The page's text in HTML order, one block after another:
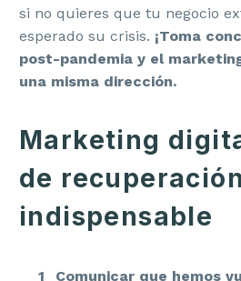
si no quieres que tu negocio
esperado su crisis. ¡Toma
post-pandemia y el
una misma dirección.
Marketing
de recuperación
indispensable
Comunicar que hemos